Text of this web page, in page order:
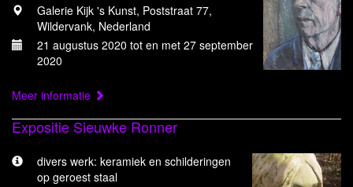
Galerie Kijk 's Kunst, Poststraat 77,
Wildervank, Nederland
21 augustus 2020 tot en met 27 september
2020
Meer informatie
Expositie Sieuwke Ronner
divers werk: keramiek en schilderingen
op geroest staal